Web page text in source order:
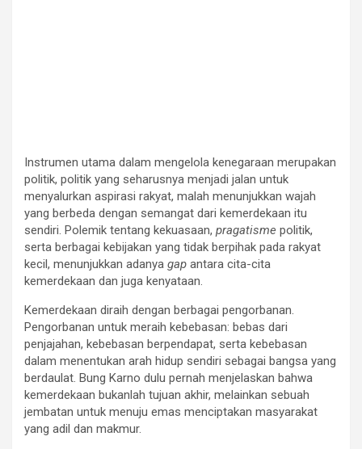
Instrumen utama dalam mengelola kenegaraan merupakan
politik, politik yang seharusnya menjadi jalan untuk
menyalurkan aspirasi rakyat, malah menunjukkan wajah
yang berbeda dengan semangat dari kemerdekaan itu
sendiri. Polemik tentang kekuasaan, pragatisme politik,
serta berbagai kebijakan yang tidak berpihak pada rakyat
kecil, menunjukkan adanya gap antara cita-cita
kemerdekaan dan juga kenyataan.
Kemerdekaan diraih dengan berbagai pengorbanan.
Pengorbanan untuk meraih kebebasan: bebas dari
penjajahan, kebebasan berpendapat, serta kebebasan
dalam menentukan arah hidup sendiri sebagai bangsa yang
berdaulat. Bung Karno dulu pernah menjelaskan bahwa
kemerdekaan bukanlah tujuan akhir, melainkan sebuah
jembatan untuk menuju emas menciptakan masyarakat
yang adil dan makmur.